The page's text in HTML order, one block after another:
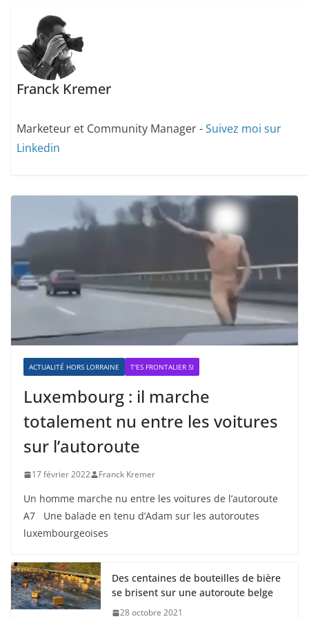
Franck Kremer
Marketeur et Community Manager -Suivez moi sur
Linkedin
ACTUALITÉ HORS LORRAINE T'ES FRONTALIER SI
Luxembourg : il marche
totalement nu entre les voitures
sur l’autoroute
17 février 2022 Franck Kremer
Un homme marche nu entre les voitures de l’autoroute
A7 Une balade en tenu d’Adam sur les autoroutes
luxembourgeoises
Des centaines de bouteilles de bière
se brisent sur une autoroute belge
28 octobre 2021